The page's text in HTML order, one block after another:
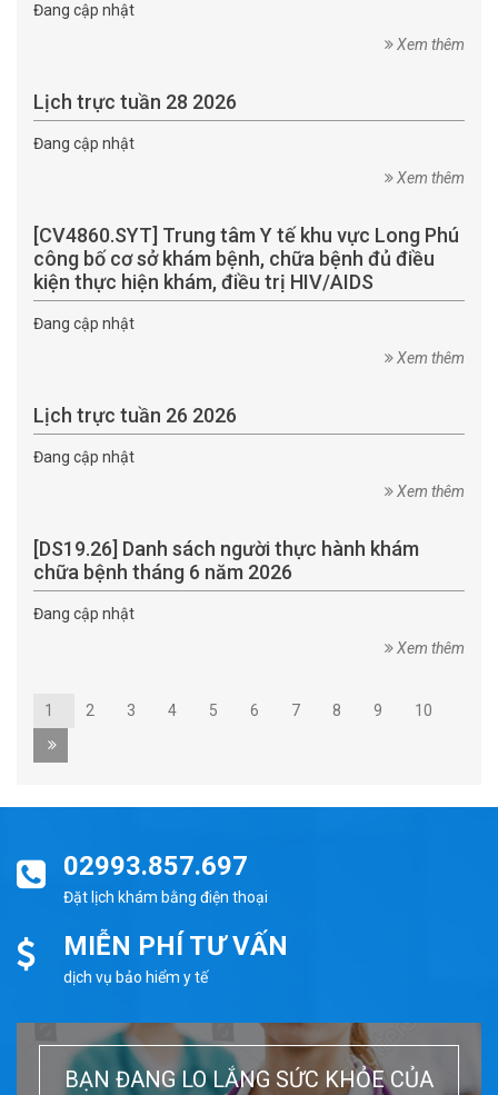
Đang cập nhật
Xem thêm
Lịch trực tuần 28 2026
Đang cập nhật
Xem thêm
[CV4860.SYT] Trung tâm Y tế khu vực Long Phú
công bố cơ sở khám bệnh, chữa bệnh đủ điều
kiện thực hiện khám, điều trị HIV/AIDS
Đang cập nhật
Xem thêm
Lịch trực tuần 26 2026
Đang cập nhật
Xem thêm
[DS19.26] Danh sách người thực hành khám
chữa bệnh tháng 6 năm 2026
Đang cập nhật
Xem thêm
1 2 3 4 5 6 7 8 9 10
02993.857.697
Đặt lịch khám bằng điện thoại
MIỄN PHÍ TƯ VẤN
dịch vụ bảo hiểm y tế
BẠN ĐANG LO LẮNG SỨC KHỎE CỦA